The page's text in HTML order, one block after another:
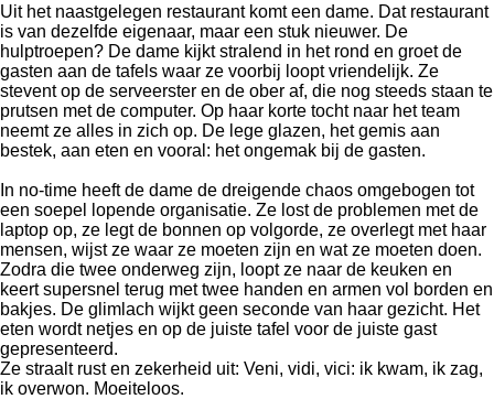
Uit het naastgelegen restaurant komt een dame. Dat restaurant
is van dezelfde eigenaar, maar een stuk nieuwer. De
hulptroepen? De dame kijkt stralend in het rond en groet de
gasten aan de tafels waar ze voorbij loopt vriendelijk. Ze
stevent op de serveerster en de ober af, die nog steeds staan te
prutsen met de computer. Op haar korte tocht naar het team
neemt ze alles in zich op. De lege glazen, het gemis aan
bestek, aan eten en vooral: het ongemak bij de gasten.
In no-time heeft de dame de dreigende chaos omgebogen tot
een soepel lopende organisatie. Ze lost de problemen met de
laptop op, ze legt de bonnen op volgorde, ze overlegt met haar
mensen, wijst ze waar ze moeten zijn en wat ze moeten doen.
Zodra die twee onderweg zijn, loopt ze naar de keuken en
keert supersnel terug met twee handen en armen vol borden en
bakjes. De glimlach wijkt geen seconde van haar gezicht. Het
eten wordt netjes en op de juiste tafel voor de juiste gast
gepresenteerd.
Ze straalt rust en zekerheid uit: Veni, vidi, vici: ik kwam, ik zag,
ik overwon. Moeiteloos.